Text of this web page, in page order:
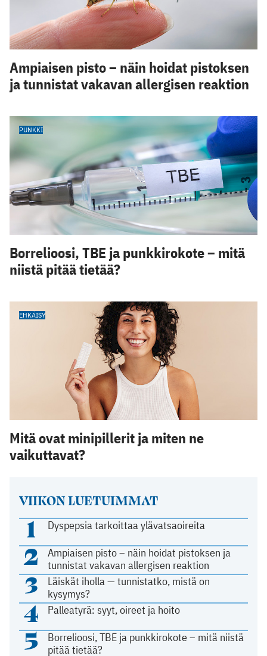
VIIKON LUETUIMMAT
1 Dyspepsia tarkoittaa ylävatsaoireita
2
Ampiaisen pisto – näin hoidat pistoksen ja
tunnistat vakavan allergisen reaktion
3
Läiskät iholla — tunnistatko, mistä on
kysymys?
4 Palleatyrä: syyt, oireet ja hoito
5
Borrelioosi, TBE ja punkkirokote – mitä niistä
pitää tietää?
Ampiaisen pisto – näin hoidat pistoksen
ja tunnistat vakavan allergisen reaktion
PUNKKI
Borrelioosi, TBE ja punkkirokote – mitä
niistä pitää tietää?
EHKÄISY
Mitä ovat minipillerit ja miten ne
vaikuttavat?